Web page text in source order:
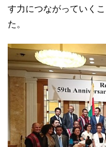
す力につながっていく
た。